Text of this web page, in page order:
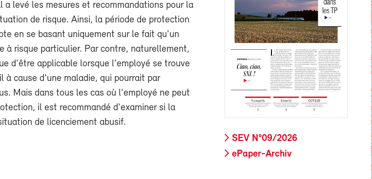
levé les mesures et recommandations pour la
de risque. Ainsi, la période de protection
en se basant uniquement sur le fait qu'un
à risque particulier. Par contre, naturellement,
d'être applicable lorsque l'employé se trouve
à cause d'une maladie, qui pourrait par
Mais dans tous les cas où l'employé ne peut
il est recommandé d'examiner si la
de licenciement abusif.
SEV N°09/2026
ePaper-Archiv